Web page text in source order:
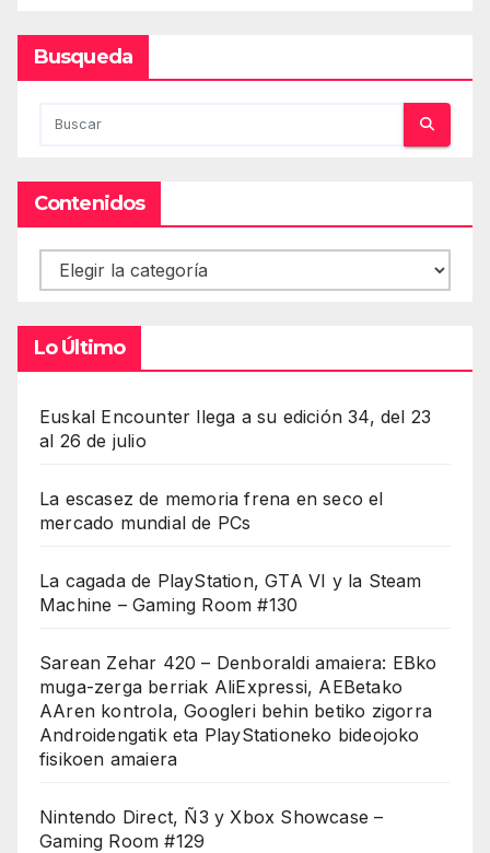
Busqueda
Contenidos
Contenidos
Lo Último
Euskal Encounter llega a su edición 34, del 23
al 26 de julio
La escasez de memoria frena en seco el
mercado mundial de PCs
La cagada de PlayStation, GTA VI y la Steam
Machine – Gaming Room #130
Sarean Zehar 420 – Denboraldi amaiera: EBko
muga-zerga berriak AliExpressi, AEBetako
AAren kontrola, Googleri behin betiko zigorra
Androidengatik eta PlayStationeko bideojoko
fisikoen amaiera
Nintendo Direct, Ñ3 y Xbox Showcase –
Gaming Room #129